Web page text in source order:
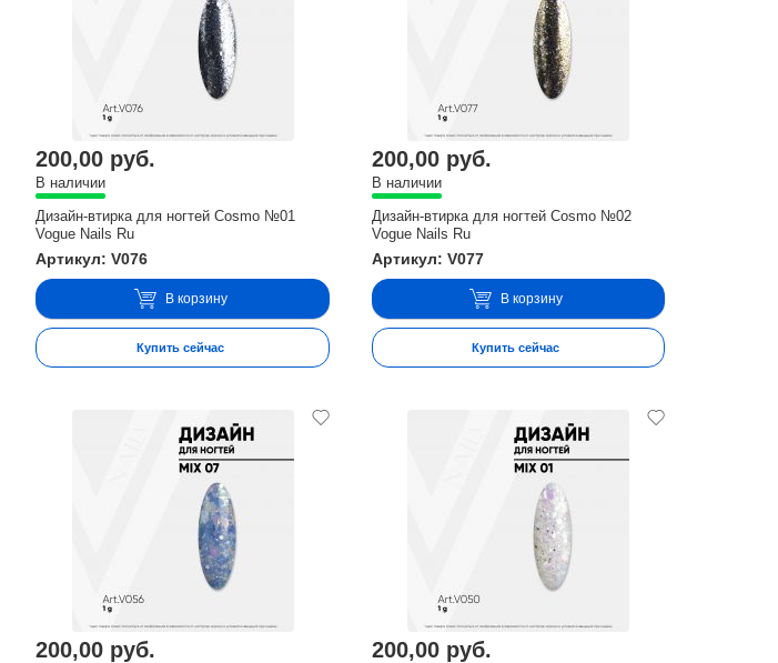
200,00 руб.
В наличии
Дизайн-втирка для ногтей Cosmo №01
Vogue Nails Ru
Артикул: V076
В корзину
Купить сейчас
200,00 руб.
В наличии
Дизайн-втирка для ногтей Cosmo №02
Vogue Nails Ru
Артикул: V077
В корзину
Купить сейчас
200,00 руб. 200,00 руб.